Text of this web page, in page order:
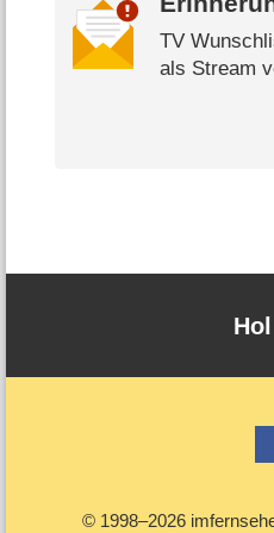
TV
als Stream
© 1998–2026